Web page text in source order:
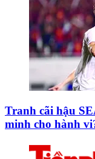
Tranh cãi hậu
minh cho hành